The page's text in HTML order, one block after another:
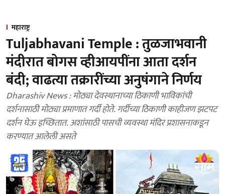
महाराष्ट्र
Tuljabhavani Temple : तुळजाभवानी
मंदीरात बोगस व्हीआयपींना आता दर्शन
बंदी; वाढत्या तक्रारींच्या अनुषंगाने निर्णय
Dharashiv News : मोठ्या देवस्थानाच्या ठिकाणी भाविकांची
दर्शनासाठी मोठ्या प्रमाणात गर्दी होते. गर्दीच्या ठिकाणी काहीजण झटपट
दर्शन घेऊ इच्छितात. अशांसाठी पासची व्यवस्था मंदिर प्रशासनाकडून
करण्यात आलेली असते